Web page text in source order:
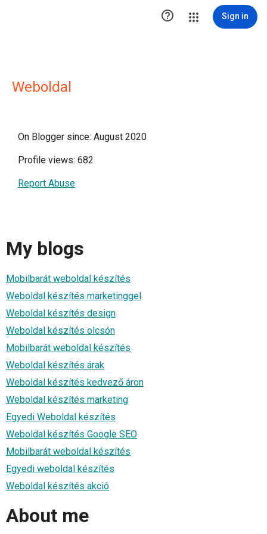
 Sign in
Weboldal
On Blogger since: August 2020
Profile views: 682
Report Abuse
My blogs
Mobilbarát weboldal készítés
Weboldal készítés marketinggel
Weboldal készítés design
Weboldal készítés olcsón
Mobilbarát weboldal készítés
Weboldal készítés árak
Weboldal készítés kedvező áron
Weboldal készítés marketing
Egyedi Weboldal készítés
Weboldal készítés Google SEO
Mobilbarát weboldal készítés
Egyedi weboldal készítés
Weboldal készítés akció
About me